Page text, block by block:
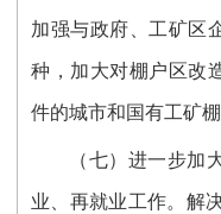
加强与政府、工矿区
种，加大对棚户区改
件的城市和国有工矿
（七）进一步加
业、再就业工作。解